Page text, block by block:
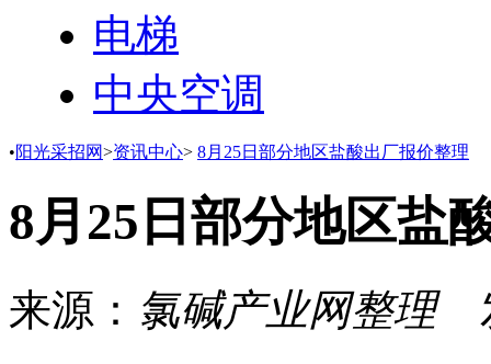
电梯
中央空调
•阳光采招网>资讯中心> 8月25日部分地区盐酸出厂报价整理
8月25日部分地区盐
来源： 氯碱产业网整理